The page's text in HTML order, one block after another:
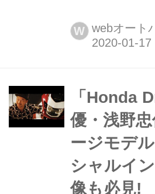
も、バイク経験
る「梅ちゃん」
ョップの魅力を
き出します! 今回
名古屋のHonda
W webオート
「Honda
優・浅野
ージモデ
シャルイ
像も必見!